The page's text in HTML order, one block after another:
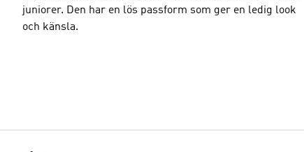
juniorer. Den har en lös passform som ger en ledig look
och känsla.